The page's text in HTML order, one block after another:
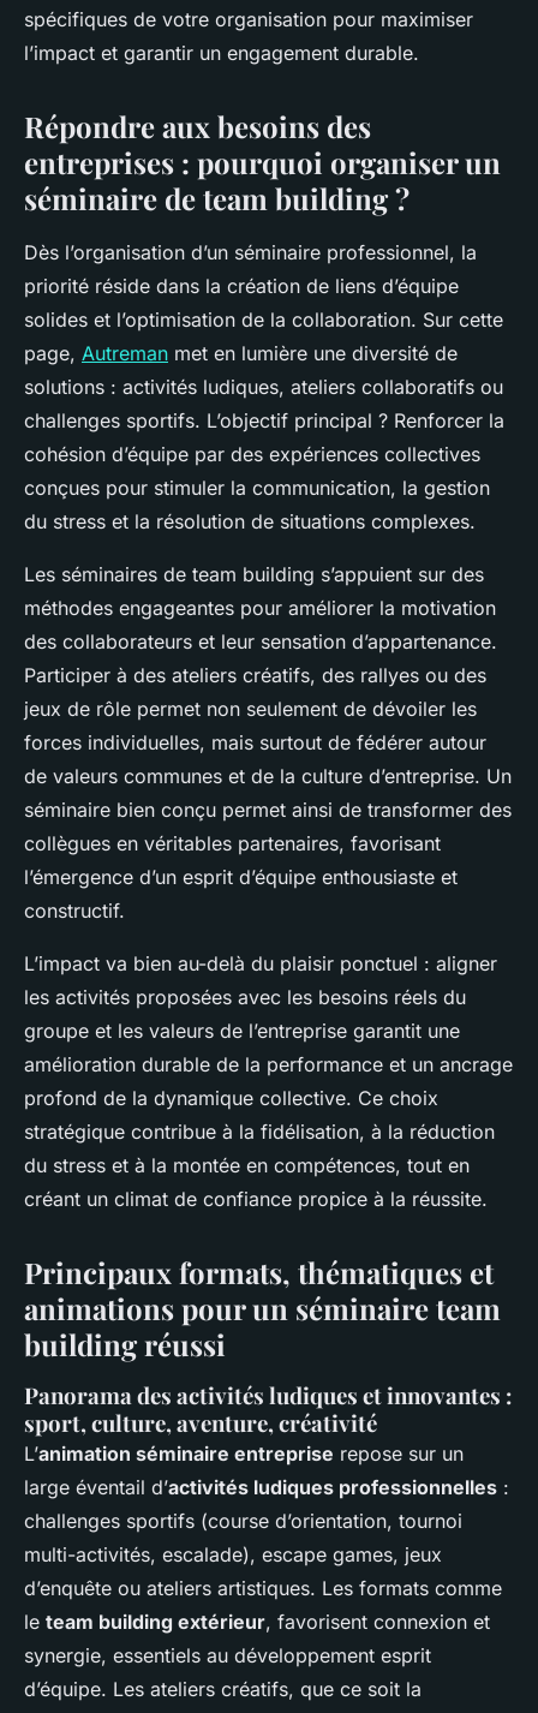
spécifiques de votre organisation pour maximiser
l’impact et garantir un engagement durable.
Répondre aux besoins des
entreprises : pourquoi organiser un
séminaire de team building ?
Dès l’organisation d’un séminaire professionnel, la
priorité réside dans la création de liens d’équipe
solides et l’optimisation de la collaboration. Sur cette
page, Autreman met en lumière une diversité de
solutions : activités ludiques, ateliers collaboratifs ou
challenges sportifs. L’objectif principal ? Renforcer la
cohésion d’équipe par des expériences collectives
conçues pour stimuler la communication, la gestion
du stress et la résolution de situations complexes.
Les séminaires de team building s’appuient sur des
méthodes engageantes pour améliorer la motivation
des collaborateurs et leur sensation d’appartenance.
Participer à des ateliers créatifs, des rallyes ou des
jeux de rôle permet non seulement de dévoiler les
forces individuelles, mais surtout de fédérer autour
de valeurs communes et de la culture d’entreprise. Un
séminaire bien conçu permet ainsi de transformer des
collègues en véritables partenaires, favorisant
l’émergence d’un esprit d’équipe enthousiaste et
constructif.
L’impact va bien au-delà du plaisir ponctuel : aligner
les activités proposées avec les besoins réels du
groupe et les valeurs de l’entreprise garantit une
amélioration durable de la performance et un ancrage
profond de la dynamique collective. Ce choix
stratégique contribue à la fidélisation, à la réduction
du stress et à la montée en compétences, tout en
créant un climat de confiance propice à la réussite.
Principaux formats, thématiques et
animations pour un séminaire team
building réussi
Panorama des activités ludiques et innovantes :
sport, culture, aventure, créativité
L’animation séminaire entreprise repose sur un
large éventail d’activités ludiques professionnelles :
challenges sportifs (course d’orientation, tournoi
multi-activités, escalade), escape games, jeux
d’enquête ou ateliers artistiques. Les formats comme
le team building extérieur, favorisent connexion et
synergie, essentiels au développement esprit
d’équipe. Les ateliers créatifs, que ce soit la